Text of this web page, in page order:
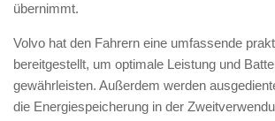
übernimmt.
Volvo hat den Fahrern eine umfassende
bereitgestellt, um optimale Leistung und
gewährleisten. Außerdem werden
die Energiespeicherung in der